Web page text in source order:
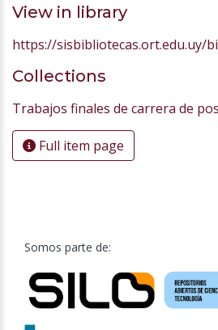
View in library
https://sisbibliotecas.ort.edu.uy/
Collections
Trabajos finales de carrera de
Full item page
Somos parte de: